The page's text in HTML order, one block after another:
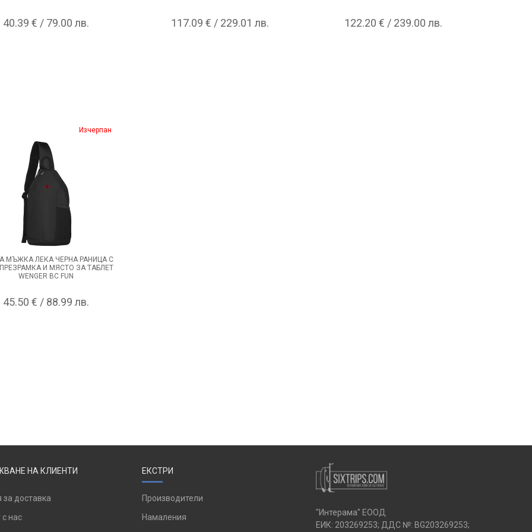
40.39 € / 79.00 лв. 117.09 € / 229.01 лв. 122.20 € / 239.00 лв.
МЪЖКА ЛЕКА ЧЕРНА РАНИЦА С
И МЯСТО ЗА ТАБЛЕТ
WENGER BC FUN
Изчерпан
45.50 € / 88.99 лв.
НА КЛИЕНТИ
за доставка
нас
ЕКСТРИ
Производители
Намаления
"Интерама" ЕООД
ЕИК: 203269253; ДДС №: BG203269253;